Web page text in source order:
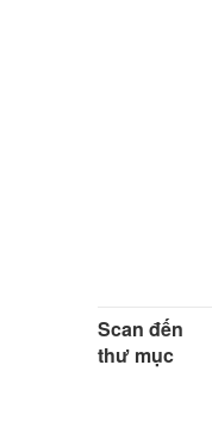
Scan đến
thư mục